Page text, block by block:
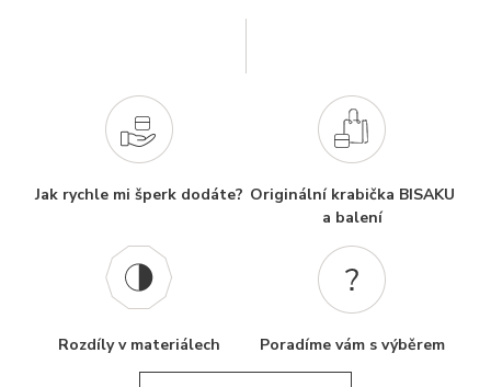
Jak rychle mi šperk dodáte? Originální krabička BISAKU
a balení
Rozdíly v materiálech Poradíme vám s výběrem